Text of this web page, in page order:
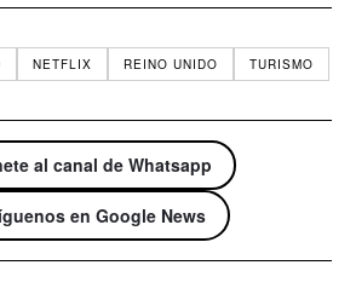
NETFLIX REINO UNIDO TURISMO
al canal de Whatsapp
en Google News